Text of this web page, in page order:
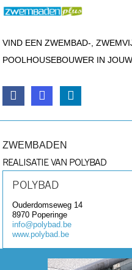
VIND EEN ZWEMBAD-,
POOLHOUSEBOUWER IN
ZWEMBADEN
REALISATIE VAN POLYBAD
POLYBAD
Ouderdomseweg 14
8970 Poperinge
info@polybad.be
www.polybad.be